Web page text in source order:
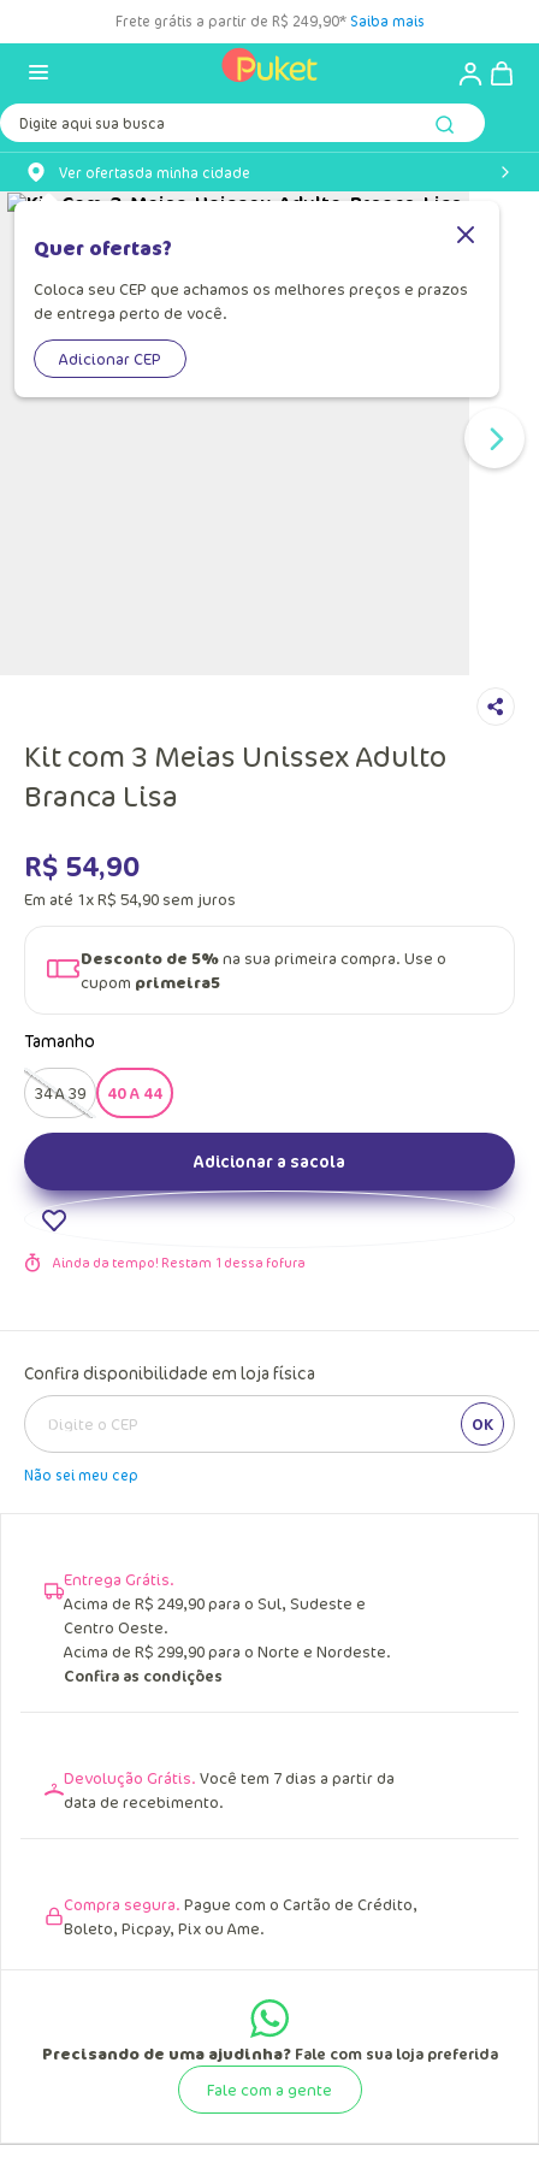
Frete grátis a partir de R$ 249,90* Saiba mais
Digite aqui sua busca
Ver ofertasda minha cidade
Quer ofertas?
Coloca seu CEP que achamos os melhores preços e prazos
de entrega perto de você.
Adicionar CEP
Kit com 3 Meias Unissex Adulto
Branca Lisa
R$ 54,90
Em até 1xR$ 54,90 sem juros
Desconto de 5%na sua primeira compra. Use o
cupom primeira5
Tamanho
34 A 39 40 A 44
Adicionar a sacola
Confira disponibilidade em loja física
Entrega Grátis.
Acima de R$ 249,90 para o Sul, Sudeste e
Centro Oeste.
Precisando de uma ajudinha?Fale com sua loja preferida